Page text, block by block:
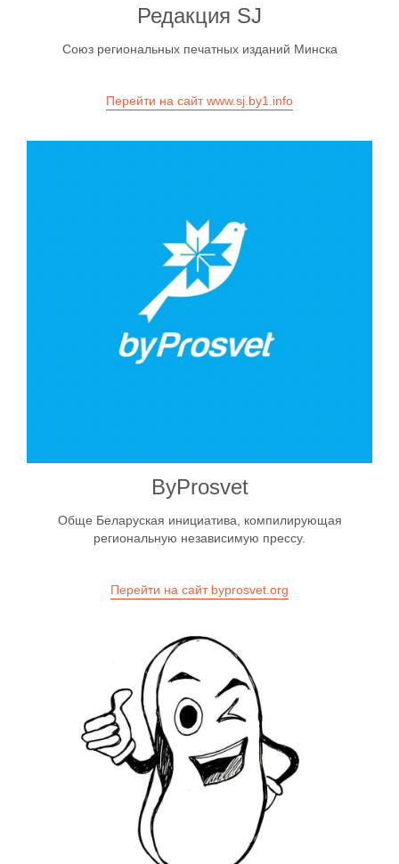
Редакция SJ
Союз региональных печатных изданий Минска
Перейти на сайт www.sj.by1.info
ByProsvet
Обще Беларуская инициатива, компилирующая
региональную независимую прессу.
Перейти на сайт byprosvet.org